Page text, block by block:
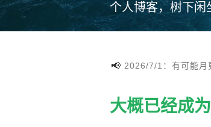
个人博客，树下闲
2026/7/1：有可能月
大概已经成